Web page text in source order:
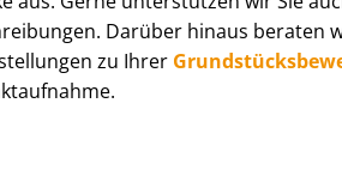
Darüber hinaus beraten
zu Ihrer